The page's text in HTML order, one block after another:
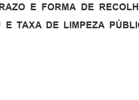
E FORMA DE
E TAXA DE LIMPEZA